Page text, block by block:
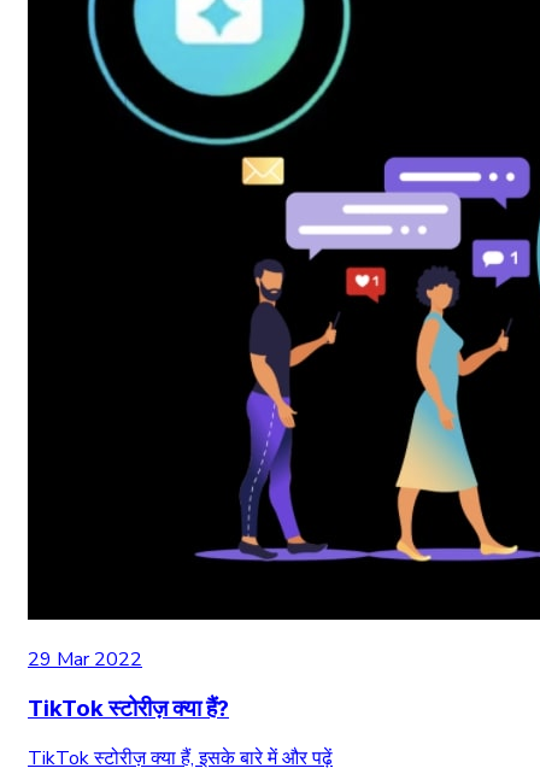
29 Mar 2022
TikTok स्टोरीज़ क्या हैं?
TikTok स्टोरीज़ क्या हैं, इसके बारे में और पढ़ें